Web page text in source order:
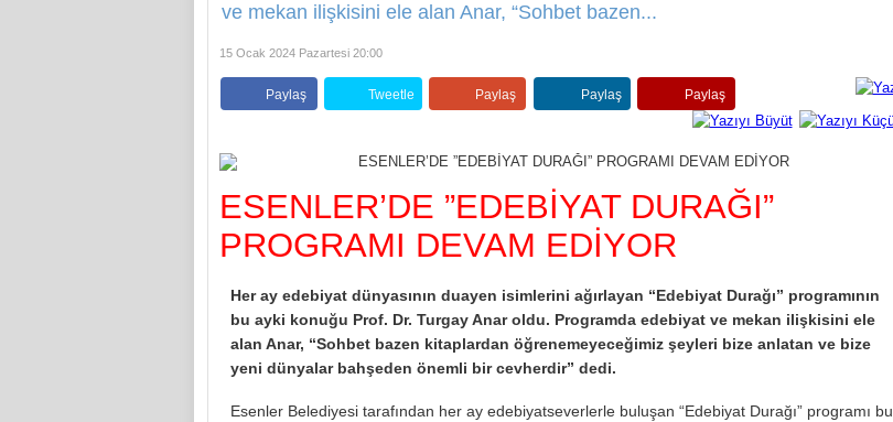
ve mekan ilişkisini ele alan Anar, “Sohbet bazen...
15 Ocak 2024 Pazartesi 20:00
Paylaş Tweetle Paylaş Paylaş Paylaş
ESENLER’DE ”EDEBİYAT DURAĞI”
PROGRAMI DEVAM EDİYOR
Her ay edebiyat dünyasının duayen isimlerini ağırlayan “Edebiyat Durağı” programının
bu ayki konuğu Prof. Dr. Turgay Anar oldu. Programda edebiyat ve mekan ilişkisini ele
alan Anar, “Sohbet bazen kitaplardan öğrenemeyeceğimiz şeyleri bize anlatan ve bize
yeni dünyalar bahşeden önemli bir cevherdir” dedi.
Esenler Belediyesi tarafından her ay edebiyatseverlerle buluşan “Edebiyat Durağı” programı bu